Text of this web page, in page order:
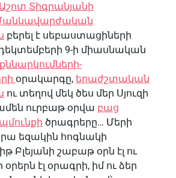
Աշոտ Տիգրանյանի
բերել է սեբաստացիների
9-ի միասնական
քննարկումների-
օրակարգը, երաժշտական
ու տեղով մեկ ծես մեր Սյուզի
ուրբաթ օրվա բաց
ծրագրերը… Մերի
եզակին հոգնակի
Բլեյանի շաբաթ օրն էլ ու
էլ օրագրի, իմ ու ձեր